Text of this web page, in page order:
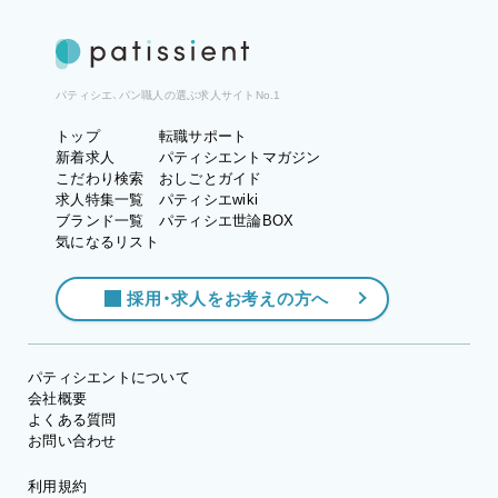
パティシエ、パン職人の選ぶ求人サイトNo.1
トップ
新着求人
こだわり検索
求人特集一覧
ブランド一覧
気になるリスト
転職サポート
パティシエントマガジン
おしごとガイド
パティシエwiki
パティシエ世論BOX
採用・求人をお考えの方へ
パティシエントについて
会社概要
よくある質問
お問い合わせ
利用規約